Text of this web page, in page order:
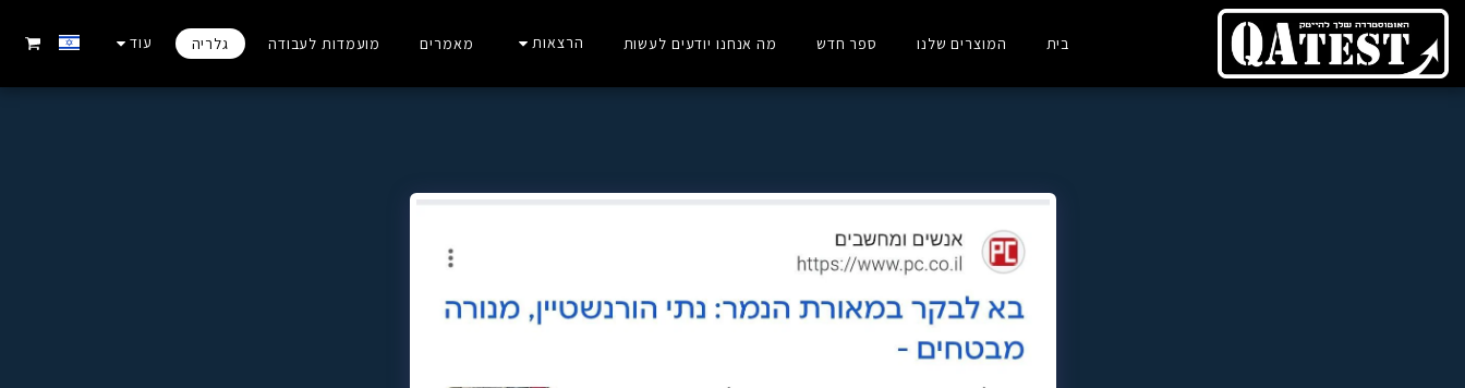
בית המוצרים שלנו ספר חדש מה אנחנו יודעים לעשות הרצאות מאמרים מועמדות לעבודה גלריה עוד